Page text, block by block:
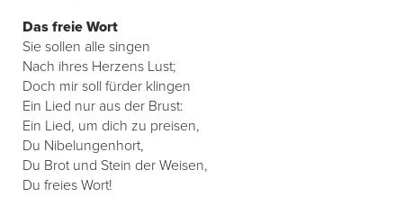
Das freie Wort
Sie sollen alle singen
Nach ihres Herzens Lust;
Doch mir soll fürder klingen
Ein Lied nur aus der Brust:
Ein Lied, um dich zu preisen,
Du Nibelungenhort,
Du Brot und Stein der Weisen,
Du freies Wort!